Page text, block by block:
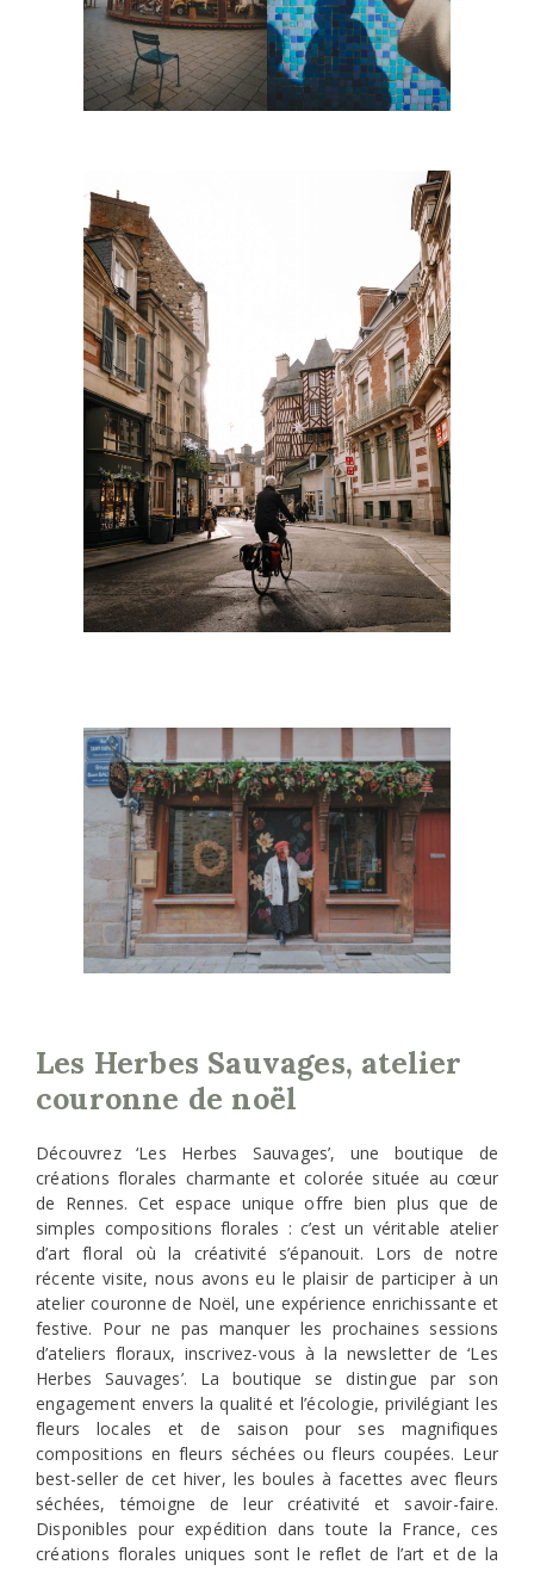
Les Herbes Sauvages, atelier
couronne de noël
Découvrez ‘Les Herbes Sauvages’, une boutique de
créations florales charmante et colorée située au cœur
de Rennes. Cet espace unique offre bien plus que de
simples compositions florales : c’est un véritable atelier
d’art floral où la créativité s’épanouit. Lors de notre
récente visite, nous avons eu le plaisir de participer à un
atelier couronne de Noël, une expérience enrichissante et
festive. Pour ne pas manquer les prochaines sessions
d’ateliers floraux, inscrivez-vous à la newsletter de ‘Les
Herbes Sauvages’. La boutique se distingue par son
engagement envers la qualité et l’écologie, privilégiant les
fleurs locales et de saison pour ses magnifiques
compositions en fleurs séchées ou fleurs coupées. Leur
best-seller de cet hiver, les boules à facettes avec fleurs
séchées, témoigne de leur créativité et savoir-faire.
Disponibles pour expédition dans toute la France, ces
créations florales uniques sont le reflet de l’art et de la